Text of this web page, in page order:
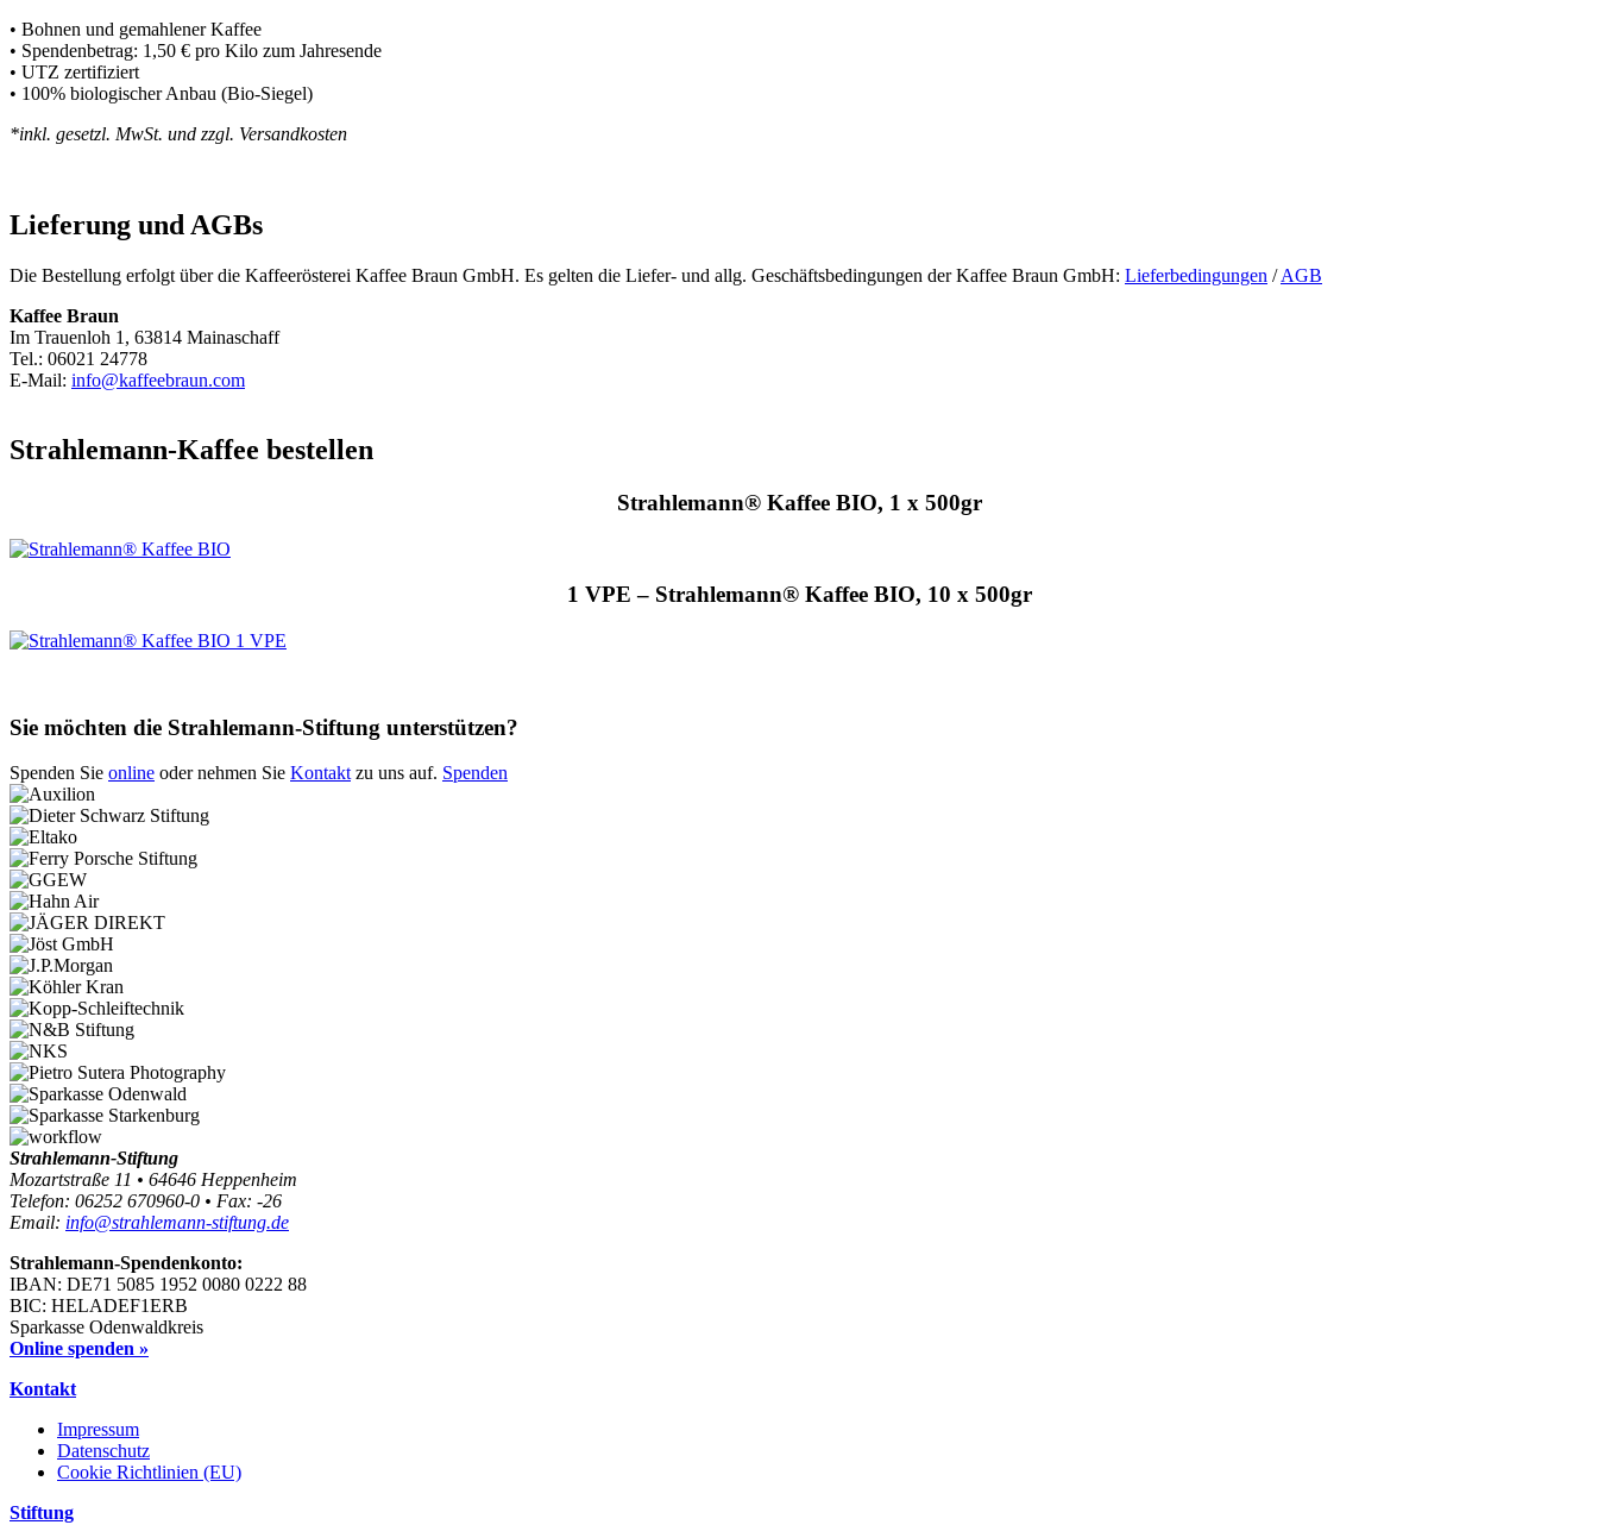
• Bohnen und gemahlener Kaffee
• Spendenbetrag: 1,50 € pro Kilo zum Jahresende
• UTZ zertifiziert
• 100% biologischer Anbau (Bio-Siegel)
*inkl. gesetzl. MwSt. und zzgl. Versandkosten
Lieferung und AGBs
Die Bestellung erfolgt über die Kaffeerösterei Kaffee Braun GmbH. Es gelten die Liefer- und allg. Geschäftsbedingungen der Kaffee Braun GmbH: Lieferbedingungen /AGB
Kaffee Braun
Im Trauenloh 1, 63814 Mainaschaff
Tel.: 06021 24778
E-Mail: info@kaffeebraun.com
Strahlemann-Kaffee bestellen
Strahlemann® Kaffee BIO, 1 x 500gr
1 VPE – Strahlemann® Kaffee BIO, 10 x 500gr
Sie möchten die Strahlemann-Stiftung unterstützen?
Spenden Sie online oder nehmen Sie Kontakt zu uns auf. Spenden
Strahlemann-Stiftung
Mozartstraße 11 • 64646 Heppenheim
Telefon: 06252 670960-0 • Fax: -26
Email: info@strahlemann-stiftung.de
Strahlemann-Spendenkonto:
IBAN: DE71 5085 1952 0080 0222 88
BIC: HELADEF1ERB
Sparkasse Odenwaldkreis
Online spenden »
Kontakt
Impressum
Datenschutz
Cookie Richtlinien (EU)
Stiftung